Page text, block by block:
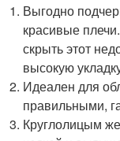
Выгодно
красивые
скрыть этот
высокую
Идеален для
правильными,
Круглолицым